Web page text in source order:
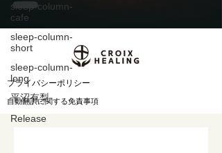
sleep-column-
cafe
sleep-column-
short
sleep-column-
long
平沼有梨
Release
HEALING『
TerranovaPulse -
HiddenMantles 』7月
3日配信開始
​プライバシーポリシー
自動翻訳に関する免責事項